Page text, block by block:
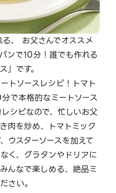
、 お父さんでオススメ
ンで10分！誰でも作れる
」です。
トソースレシピ！トマト
で本格的なミートソース
シピなので、忙しいお父
肉を炒め、トマトミック
ウスターソースを加えて
く、グラタンやドリアに
んなで楽しめる、絶品ミ
さい。